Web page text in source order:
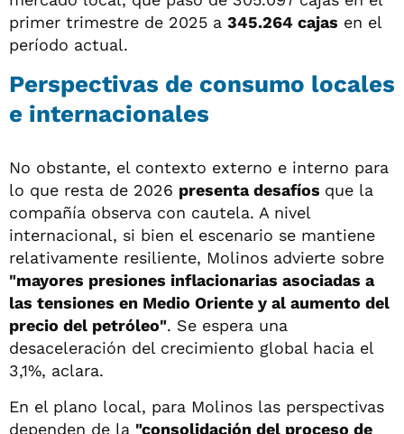
primer trimestre de 2025 a 345.264 cajas en el
período actual.
Perspectivas de consumo locales
e internacionales
No obstante, el contexto externo e interno para
lo que resta de 2026 presenta desafíos que la
compañía observa con cautela. A nivel
internacional, si bien el escenario se mantiene
relativamente resiliente, Molinos advierte sobre
"mayores presiones inflacionarias asociadas a
las tensiones en Medio Oriente y al aumento del
precio del petróleo". Se espera una
desaceleración del crecimiento global hacia el
3,1%, aclara.
En el plano local, para Molinos las perspectivas
dependen de la "consolidación del proceso de